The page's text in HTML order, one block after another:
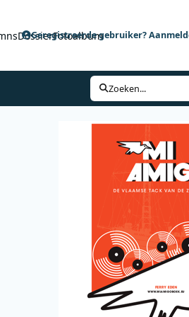
DossierFotoalbum
Geregistreerde gebruiker?
Zoeken...